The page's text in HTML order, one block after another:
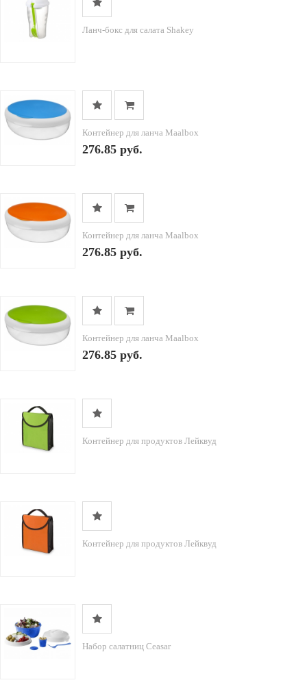
Ланч-бокс для салата Shakey
Контейнер для ланча Maalbox
276.85 руб.
Контейнер для ланча Maalbox
276.85 руб.
Контейнер для ланча Maalbox
276.85 руб.
Контейнер для продуктов Лейквуд
Контейнер для продуктов Лейквуд
Набор салатниц Ceasar